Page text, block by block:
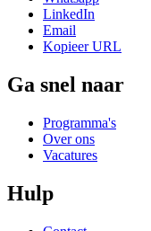
LinkedIn
Email
Kopieer URL
Ga snel naar
Programma's
Over ons
Vacatures
Hulp